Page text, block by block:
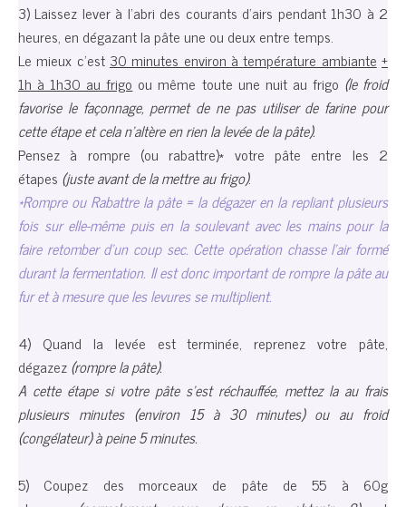
3) Laissez lever à l’abri des courants d’airs pendant 1h30 à 2
heures, en dégazant la pâte une ou deux entre temps.
Le mieux c’est 30 minutes environ à température ambiante +
1h à 1h30 au frigo ou même toute une nuit au frigo (le froid
favorise le façonnage, permet de ne pas utiliser de farine pour
cette étape et cela n’altère en rien la levée de la pâte).
Pensez à rompre (ou rabattre)* votre pâte entre les 2
étapes (juste avant de la mettre au frigo).
*Rompre ou Rabattre la pâte = la dégazer en la repliant plusieurs
fois sur elle-même puis en la soulevant avec les mains pour la
faire retomber d’un coup sec. Cette opération chasse l’air formé
durant la fermentation. Il est donc important de rompre la pâte au
fur et à mesure que les levures se multiplient.
4) Quand la levée est terminée, reprenez votre pâte,
dégazez(rompre la pâte).
A cette étape si votre pâte s’est réchauffée, mettez la au frais
plusieurs minutes (environ 15 à 30 minutes) ou au froid
(congélateur) à peine 5 minutes.
5) Coupez des morceaux de pâte de 55 à 60g